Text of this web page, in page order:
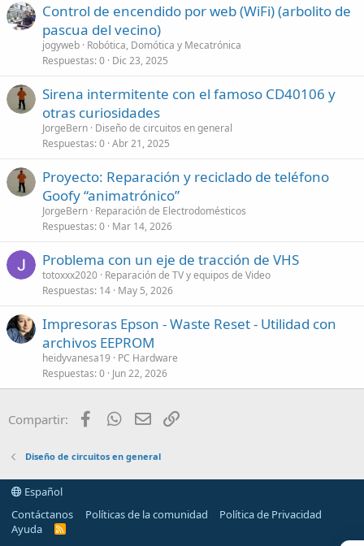
Control de encendido por web (WiFi) (arbolito de
pascua del vecino)
jogyweb Robótica, Domótica y Mecatrónica
Respuestas 0 Dic 23, 2025
Sirena intermitente con el famoso CD40106 y
otras curiosidades
JorgeBern Diseño de circuitos en general
Respuestas 0 Abr 21, 2025
Proyecto: Reparación y reciclado de teléfono
Goofy “animatrónico”
JorgeBern Reparación de Electrodomésticos
Respuestas 0 Mar 14, 2026
Problema con un eje de tracción de VHS
totoxxx2020 Reparación de TV y equipos de Video
Respuestas 14 May 5, 2026
Impresoras Epson - Waste Reset - Utilidad con
archivos EEPROM
heidyvanesa19
PC Hardware
Respuestas 0 Jun 22, 2026
Compartir: FacebookWhatsApp
Email
Diseño de circuitos en general
Español
Contáctanos
Políticas de la comunidad
Política de Privacidad
Ayuda
R